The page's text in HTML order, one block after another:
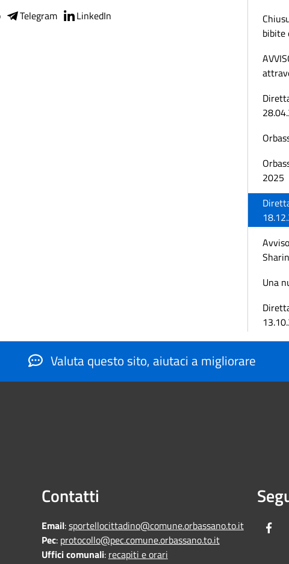
Telegram LinkedIn
bibite
2025
Una
Valuta questo sito, aiutaci a migliorare
Contatti
Email:sportellocittadino@comune.orbassano.to.it
Pec: protocollo@pec.comune.orbassano.to.it
Uffici comunali: recapiti e orari